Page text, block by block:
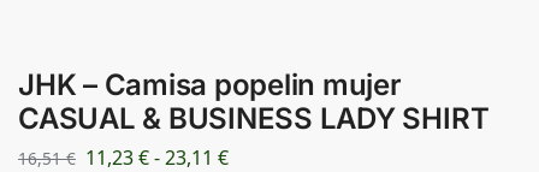
JHK – Camisa popelin mujer
CASUAL & BUSINESS LADY SHIRT
16,51€ 11,23€-23,11 €